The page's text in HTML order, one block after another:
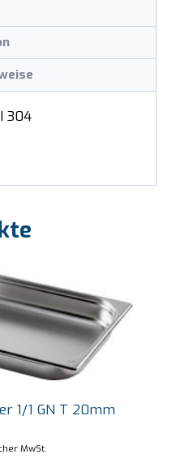
304
1/1 GN T 20mm
MwSt.